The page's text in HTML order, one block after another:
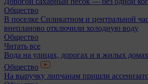
Общество
В поселке Силикатном и центральной
внепланово отключили холодную воду
Общество
Читать все
Вода на улицах, дорогах и в жилых домах
Общество
На выручку липчанам пришли